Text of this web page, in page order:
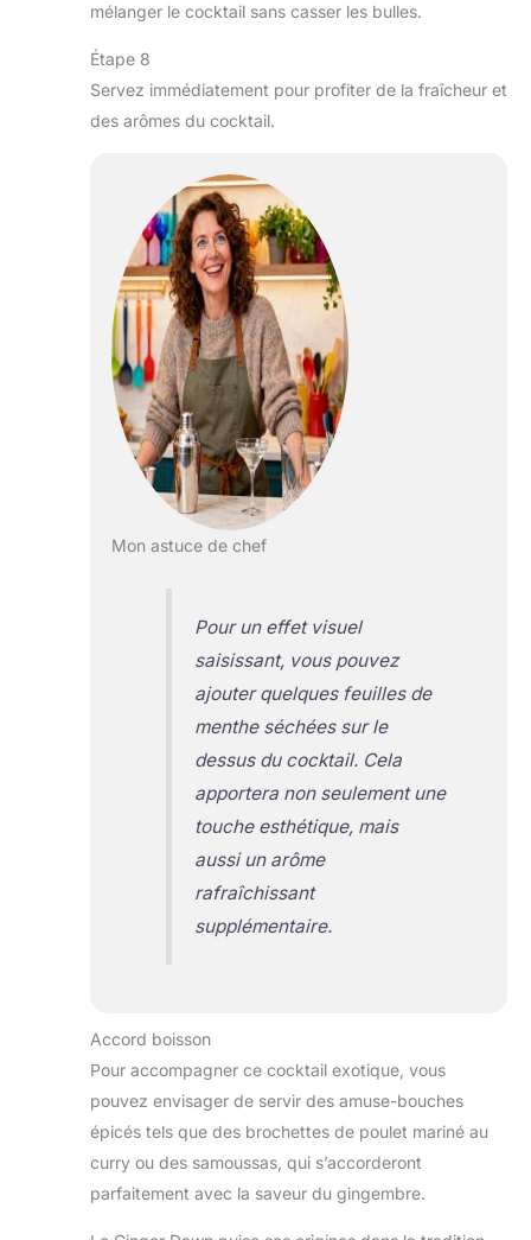
mélanger le cocktail sans casser les bulles.
Étape 8
Servez immédiatement pour profiter de la fraîcheur et
des arômes du cocktail.
Mon astuce de chef
Pour un effet visuel
saisissant, vous pouvez
ajouter quelques feuilles de
menthe séchées sur le
dessus du cocktail. Cela
apportera non seulement une
touche esthétique, mais
aussi un arôme
rafraîchissant
supplémentaire.
Accord boisson
Pour accompagner ce cocktail exotique, vous
pouvez envisager de servir des amuse-bouches
épicés tels que des brochettes de poulet mariné au
curry ou des samoussas, qui s’accorderont
parfaitement avec la saveur du gingembre.